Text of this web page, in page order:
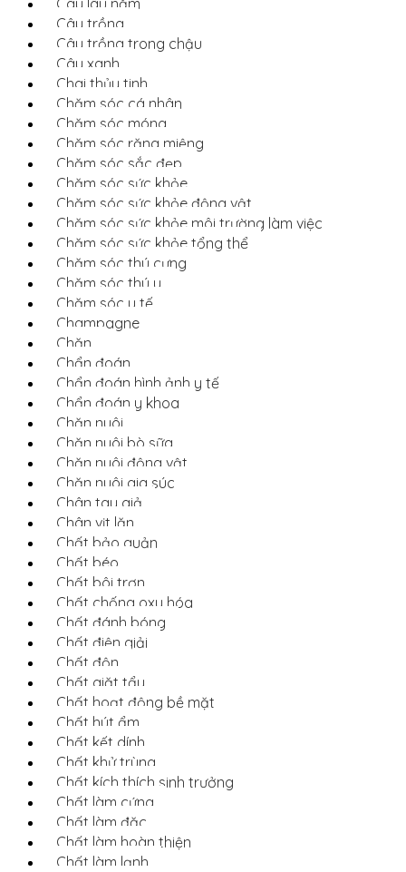
Cây trồng
Cây trồng trong chậu
Cây xanh
Chai thủy tinh
Chăm sóc cá nhân
Chăm sóc móng
Chăm sóc răng miệng
Chăm sóc sắc đẹp
Chăm sóc sức khỏe
Chăm sóc sức khỏe động vật
Chăm sóc sức khỏe môi trường làm việc
Chăm sóc sức khỏe tổng thể
Chăm sóc thú cưng
Chăm sóc thú y
Chăm sóc y tế
Champagne
Chăn
Chẩn đoán
Chẩn đoán hình ảnh y tế
Chẩn đoán y khoa
Chăn nuôi
Chăn nuôi bò sữa
Chăn nuôi động vật
Chăn nuôi gia súc
Chân tay giả
Chân vịt lặn
Chất bảo quản
Chất béo
Chất bôi trơn
Chất chống oxy hóa
Chất đánh bóng
Chất điện giải
Chất độn
Chất giặt tẩy
Chất hoạt động bề mặt
Chất hút ẩm
Chất kết dính
Chất khử trùng
Chất kích thích sinh trưởng
Chất làm cứng
Chất làm đặc
Chất làm hoàn thiện
Chất làm lạnh